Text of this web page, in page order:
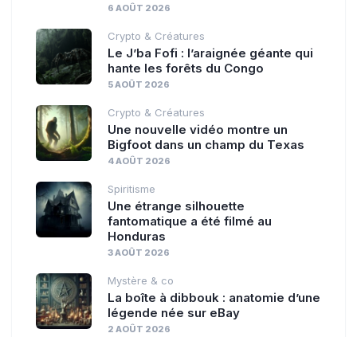
6 AOÛT 2026
Crypto & Créatures
Le J’ba Fofi : l’araignée géante qui
hante les forêts du Congo
5 AOÛT 2026
Crypto & Créatures
Une nouvelle vidéo montre un
Bigfoot dans un champ du Texas
4 AOÛT 2026
Spiritisme
Une étrange silhouette
fantomatique a été filmé au
Honduras
3 AOÛT 2026
Mystère & co
La boîte à dibbouk : anatomie d’une
légende née sur eBay
2 AOÛT 2026